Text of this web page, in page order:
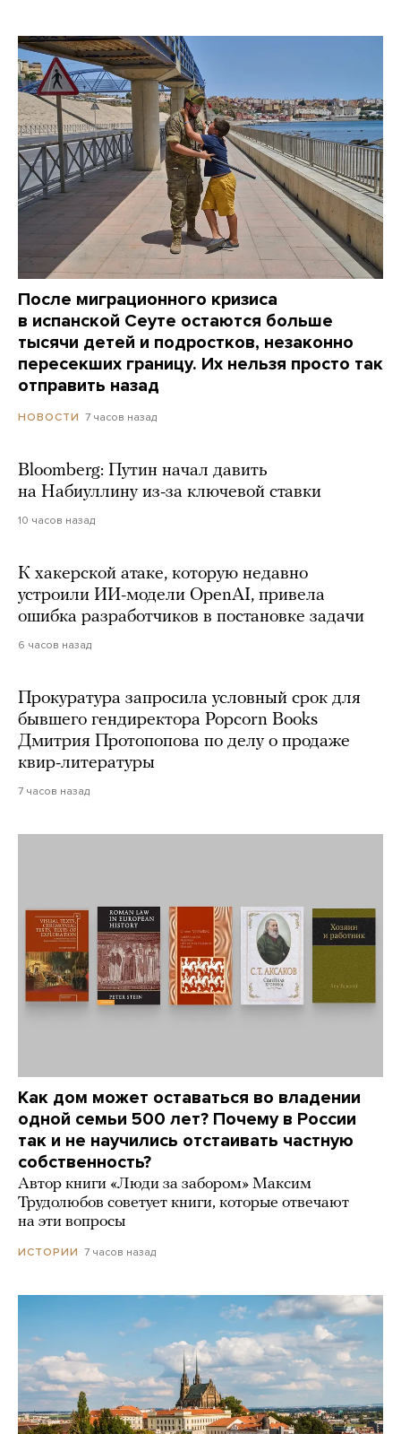
После миграционного кризиса
в испанской Сеуте остаются больше
тысячи детей и подростков, незаконно
пересекших границу. Их нельзя просто так
отправить назад
НОВОСТИ 7 часов назад
Bloomberg: Путин начал давить
на Набиуллину из-за ключевой ставки
10 часов назад
К хакерской атаке, которую недавно
устроили ИИ-модели OpenAI, привела
ошибка разработчиков в постановке задачи
6 часов назад
Прокуратура запросила условный срок для
бывшего гендиректора Popcorn Books
Дмитрия Протопопова по делу о продаже
квир-литературы
7 часов назад
Как дом может оставаться во владении
одной семьи 500 лет? Почему в России
так и не научились отстаивать частную
собственность?
Автор книги «Люди за забором» Максим
Трудолюбов советует книги, которые отвечают
на эти вопросы
ИСТОРИИ 7 часов назад